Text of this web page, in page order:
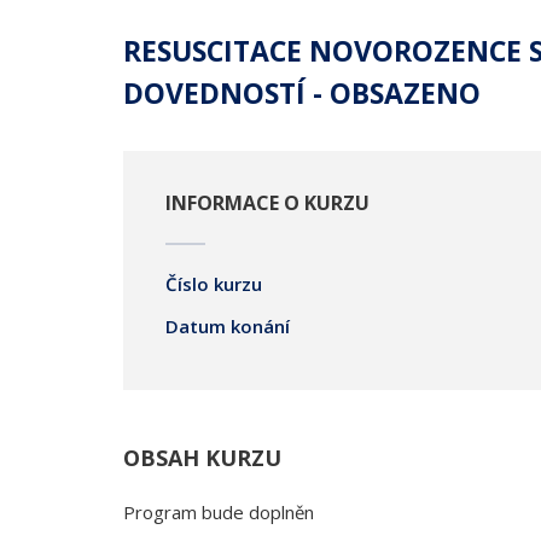
RESUSCITACE
DOVEDNOSTÍ - OBSAZENO
INFORMACE O KURZU
Číslo kurzu
Datum konání
OBSAH KURZU
Program bude doplněn